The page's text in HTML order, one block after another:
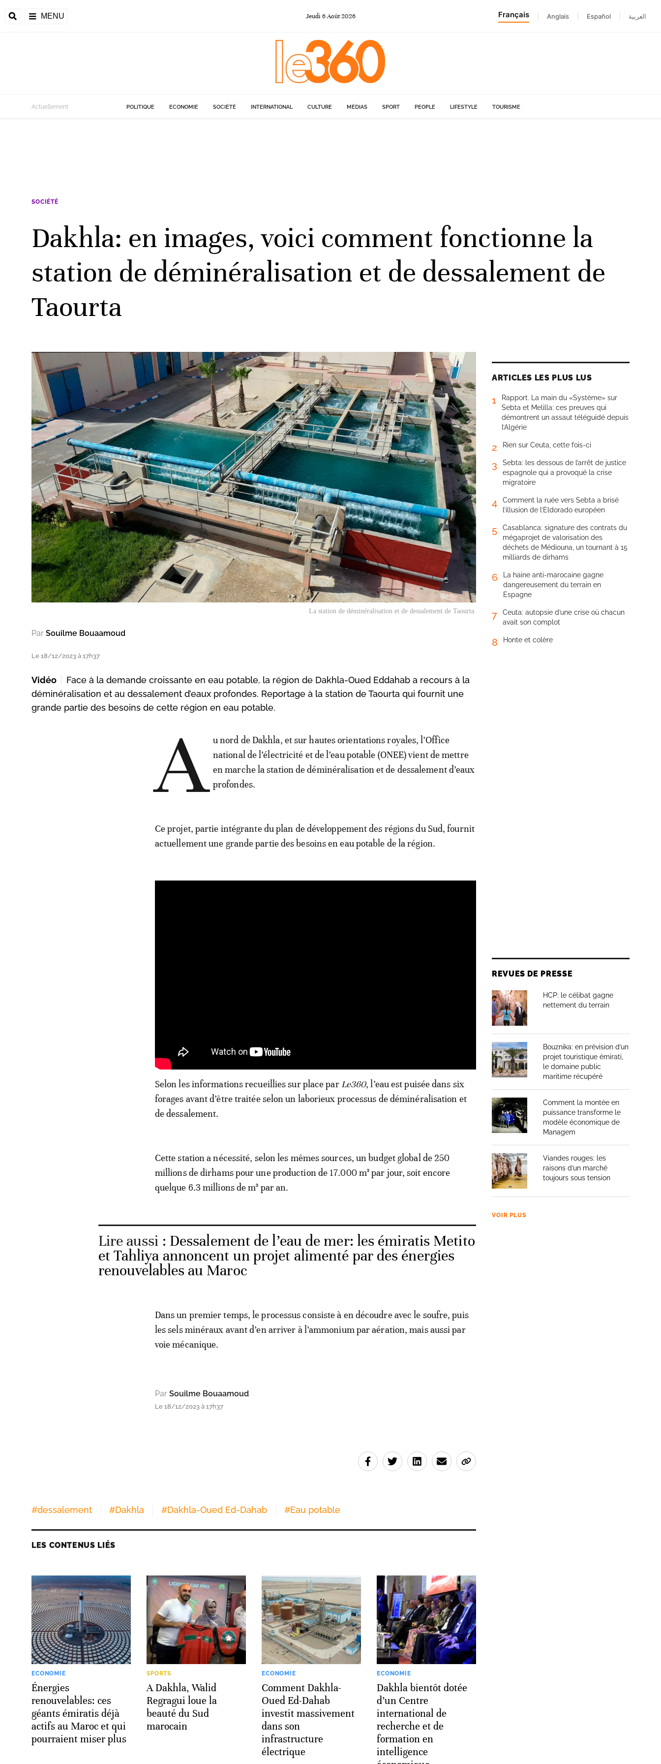
MENU Jeudi 6Août 2026 Français Anglais Español العربية
Actuellement POLITIQUE ECONOMIE SOCIÉTÉ INTERNATIONAL CULTURE MÉDIAS SPORT PEOPLE LIFESTYLE TOURISME
SOCIÉTÉ
Dakhla: en images, voici comment fonctionne la
station de déminéralisation et de dessalement de
Taourta
La station de déminéralisation et de dessalement de Taourta.
Par Souilme Bouaamoud
Le 18/12/2023 à 17h37
Vidéo
Face à la demande croissante en eau potable, la région de Dakhla-Oued Eddahab a recours à la
déminéralisation et au dessalement d’eaux profondes. Reportage à la station de Taourta qui fournit une
grande partie des besoins de cette région en eau potable.
A u nord de Dakhla, et sur hautes orientations royales, l’Office
national de l’électricité et de l’eau potable (ONEE) vient de mettre
en marche la station de déminéralisation et de dessalement d’eaux
profondes.
Ce projet, partie intégrante du plan de développement des régions du Sud, fournit
actuellement une grande partie des besoins en eau potable de la région.
Selon les informations recueillies sur place par Le360, l’eau est puisée dans six
forages avant d’être traitée selon un laborieux processus de déminéralisation et
de dessalement.
Cette station a nécessité, selon les mêmes sources, un budget global de 250
millions de dirhams pour une production de 17.000 m³ par jour, soit encore
quelque 6.3 millions de m³ par an.
Lire aussi : Dessalement de l’eau de mer: les émiratis Metito
et Tahliya annoncent un projet alimenté par des énergies
renouvelables au Maroc
Dans un premier temps, le processus consiste à en découdre avec le soufre, puis
les sels minéraux avant d’en arriver à l’ammonium par aération, mais aussi par
voie mécanique.
Par Souilme Bouaamoud
Le 18/12/2023 à 17h37
#dessalement #Dakhla #Dakhla-Oued Ed-Dahab #Eau potable
LES CONTENUS LIÉS
ECONOMIE
Énergies
renouvelables: ces
géants émiratis déjà
actifs au Maroc et qui
pourraient miser plus
SPORTS
A Dakhla, Walid
Regragui loue la
beauté du Sud
marocain
ECONOMIE
Comment Dakhla-
Oued Ed-Dahab
investit massivement
dans son
infrastructure
électrique
ECONOMIE
Dakhla bientôt dotée
d’un Centre
international de
recherche et de
formation en
intelligence
ARTICLES LES PLUS LUS
1
Rapport. La main du «Système» sur
Sebta et Melilla: ces preuves qui
démontrent un assaut téléguidé depuis
l’Algérie
2 Rien sur Ceuta, cette fois-ci
3
Sebta: les dessous de l’arrêt de justice
espagnole qui a provoqué la crise
migratoire
4
Comment la ruée vers Sebta a brisé
l’illusion de l’Eldorado européen
5
Casablanca: signature des contrats du
mégaprojet de valorisation des
déchets de Médiouna, un tournant à 15
milliards de dirhams
6
La haine anti-marocaine gagne
dangereusement du terrain en
Espagne
7
Ceuta: autopsie d’une crise où chacun
avait son complot
8 Honte et colère
REVUES DE PRESSE
HCP: le célibat gagne
nettement du terrain
Bouznika: en prévision d’un
projet touristique émirati,
le domaine public
maritime récupéré
Comment la montée en
puissance transforme le
modèle économique de
Managem
Viandes rouges: les
raisons d’un marché
toujours sous tension
VOIR PLUS